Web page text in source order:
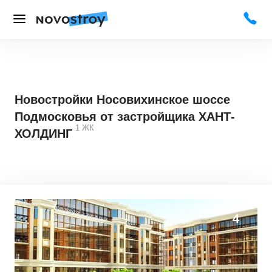
Новостройки Носовихинское шоссе
Подмосковья от застройщика ХАНТ-
ХОЛДИНГ 1 ЖК
4